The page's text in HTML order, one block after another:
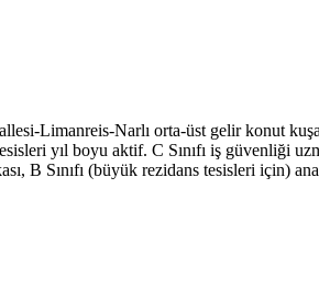
Limanreis-Narlı orta-üst gelir konut
yıl boyu aktif. C Sınıfı iş güvenliği
B Sınıfı (büyük rezidans tesisleri için)